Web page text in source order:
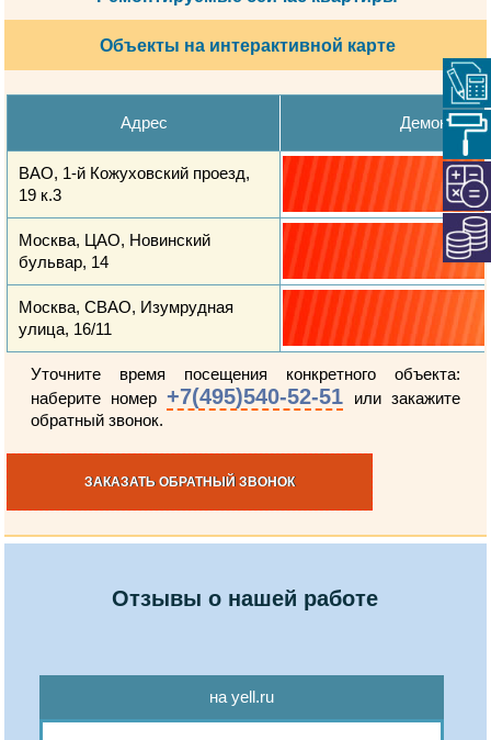
Объекты на интерактивной карте
Адрес
ВАО, 1-й Кожуховский проезд,
19 к.3
Москва, ЦАО, Новинский
бульвар, 14
Москва, СВАО, Изумрудная
улица, 16/11
Уточните время посещения конкретного объекта:
наберите номер+7(495)540-52-51 или закажите
обратный звонок.
ЗАКАЗАТЬ ОБРАТНЫЙ ЗВОНОК
Отзывы о нашей работе
на yell.ru